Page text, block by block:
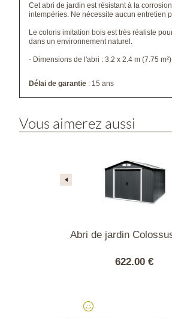
Cet abri de jardin est résistant à la
intempéries. Ne nécessite aucun entretien
Le coloris imitation bois est très réaliste
dans un environnement naturel.
- Dimensions de l'abri : 3.2 x 2.4 m (7.75 m²)
Délai de garantie : 15 ans
Vous aimerez aussi
Abri de jardin
622.00 €